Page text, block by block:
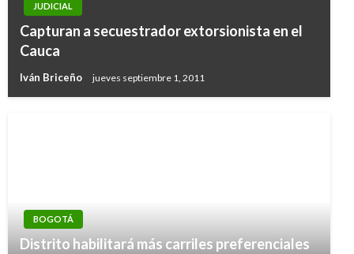
JUDICIAL
Capturan a secuestrador extorsionista en el
Cauca
Iván Briceño jueves septiembre 1, 2011
BOGOTÁ
Distrito habilitará más carriles preferenciales